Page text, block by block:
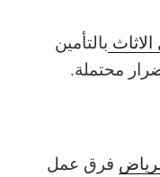
بالتأمين
محتملة.
فرق عمل